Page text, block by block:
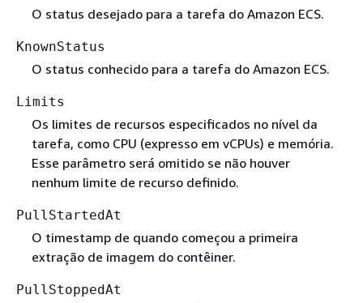
O status desejado para a tarefa do Amazon ECS.
KnownStatus
O status conhecido para a tarefa do Amazon ECS.
Limits
Os limites de recursos especificados no nível da
tarefa, como CPU (expresso em vCPUs) e memória.
Esse parâmetro será omitido se não houver
nenhum limite de recurso definido.
PullStartedAt
O timestamp de quando começou a primeira
extração de imagem do contêiner.
PullStoppedAt